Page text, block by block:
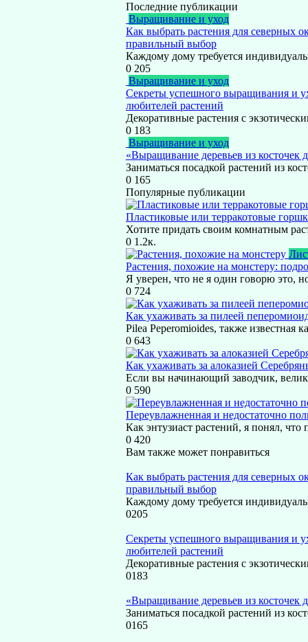
Последние публикации
Выращивание и уход
Как выбрать растения для северных
правильный выбор
Каждому дому требуется
0 205
Выращивание и уход
Секреты успешного выращивания и
любителей растений
Декоративные растения с
0 183
Выращивание и уход
«Выращивание деревьев из
Заниматься посадкой растений из
0 165
Популярные публикации
Пластиковые или терракотовые
Хотите придать своим комнатным
0 1.2к.
Растения, похожие на монстеру:
Я уверен, что не я один говорю это,
0 724
Как ухаживать за пилеей
Pilea Peperomioides, также известная
0 643
Как ухаживать за алоказией
Если вы начинающий заводчик,
0 590
Переувлажненная и недостаточно
Как энтузиаст растений, я понял,
0 420
Вам также может понравиться
Как выбрать растения для северных
правильный выбор
Каждому дому требуется
0205
Секреты успешного выращивания и
любителей растений
Декоративные растения с
0183
«Выращивание деревьев из
Заниматься посадкой растений из
0165